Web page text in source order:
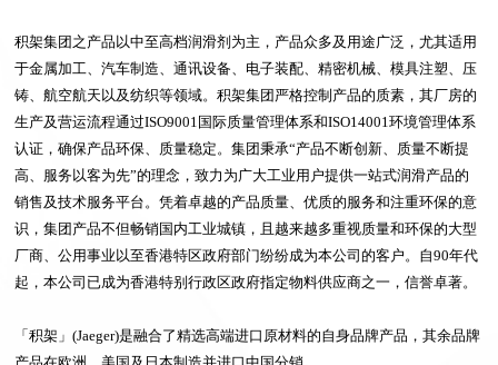
积架集团之产品以中至高档润滑剂为主，产品众多及用途广泛，尤其适用
于金属加工、汽车制造、通讯设备、电子装配、精密机械、模具注塑、压
铸、航空航天以及纺织等领域。积架集团严格控制产品的质素，其厂房的
生产及营运流程通过ISO9001国际质量管理体系和ISO14001环境管理体系
认证，确保产品环保、质量稳定。集团秉承“产品不断创新、质量不断提
高、服务以客为先”的理念，致力为广大工业用户提供一站式润滑产品的
销售及技术服务平台。凭着卓越的产品质量、优质的服务和注重环保的意
识，集团产品不但畅销国内工业城镇，且越来越多重视质量和环保的大型
厂商、公用事业以至香港特区政府部门纷纷成为本公司的客户。自90年代
起，本公司已成为香港特别行政区政府指定物料供应商之一，信誉卓著。
「积架」(Jaeger)是融合了精选高端进口原材料的自身品牌产品，其余品牌